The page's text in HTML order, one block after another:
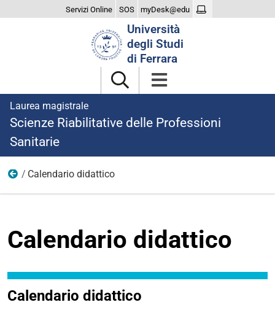
Servizi Online SOS myDesk@edu
Università
degli Studi
di Ferrara
Laurea magistrale
Scienze Riabilitative delle Professioni
Sanitarie
Didattica
Calendario didattico
Calendario didattico
Calendario didattico